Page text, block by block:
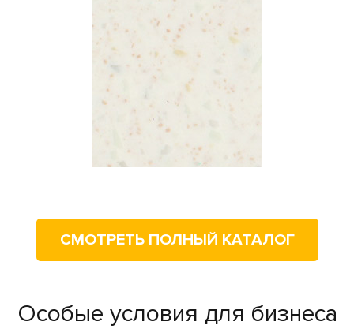
СМОТРЕТЬ ПОЛНЫЙ КАТАЛОГ
Особые условия для бизнеса